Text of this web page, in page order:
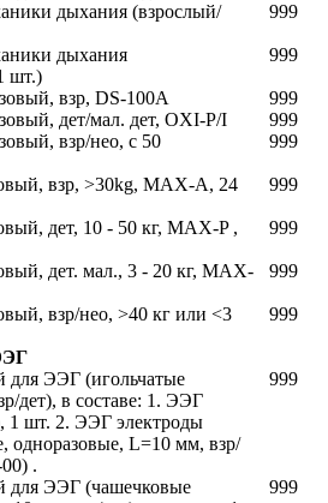
дыхания (взрослый/
999
дыхания
шт.)
999
взр, DS-100A
999
дет/мал. дет, OXI-P/I
999
взр/нео, с 50
999
взр, >30kg, MAX-A, 24
999
дет, 10 - 50 кг, MAX-P ,
999
дет. мал., 3 - 20 кг, MAX-
999
взр/нео, >40 кг или <3
999
для ЭЭГ (игольчатые
дет), в составе: 1. ЭЭГ
1 шт. 2. ЭЭГ электроды
одноразовые, L=10 мм, взр/
.
999
для ЭЭГ (чашечковые
999